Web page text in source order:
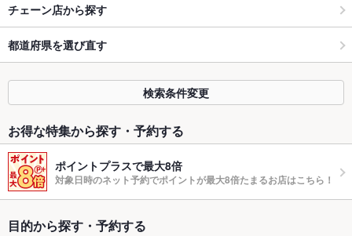
チェーン店から探す
都道府県を選び直す
検索条件変更
お得な特集から探す・予約する
ポイントプラスで最大8倍
対象日時のネット予約でポイントが最大8倍たまるお店はこちら！
目的から探す・予約する